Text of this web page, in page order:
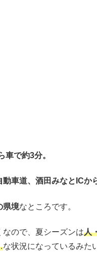
車で約3分。
動車道、酒田みなとICか
県境なところです。
なので、夏シーズンは人
な状況になっているみた